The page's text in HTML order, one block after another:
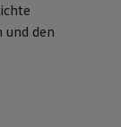
und den